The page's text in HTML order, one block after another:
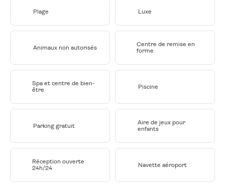
Plage Luxe
Animaux non autorisés
Centre de remise en
forme
Spa et centre de bien-
être
Piscine
Parking gratuit
Aire de jeux pour
enfants
Réception ouverte
24h/24
Navette aéroport